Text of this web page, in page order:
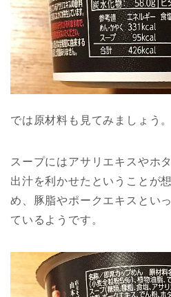
では原材料も見てみましょう。
スープにはアサリエキスやホ
出汁を利かせたということが
め、豚脂やポークエキスとい
ているようです。